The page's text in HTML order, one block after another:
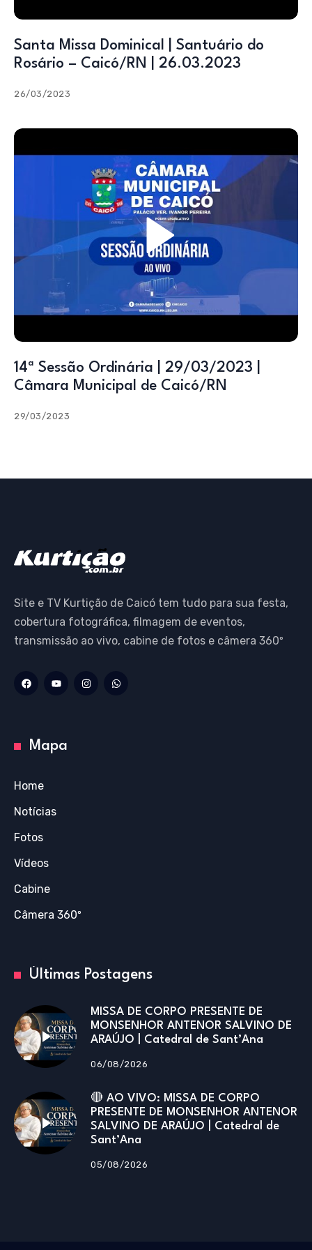
Santa Missa Dominical | Santuário do
Rosário – Caicó/RN | 26.03.2023
26/03/2023
14ª Sessão Ordinária | 29/03/2023 |
Câmara Municipal de Caicó/RN
29/03/2023
Site e TV Kurtição de Caicó tem tudo para sua festa,
cobertura fotográfica, filmagem de eventos,
transmissão ao vivo, cabine de fotos e câmera 360º
Mapa
Home
Notícias
Fotos
Vídeos
Cabine
Câmera 360º
Últimas Postagens
MISSA DE CORPO PRESENTE DE
MONSENHOR ANTENOR SALVINO DE
ARAÚJO | Catedral de Sant’Ana
06/08/2026
🔴 AO VIVO: MISSA DE CORPO
PRESENTE DE MONSENHOR ANTENOR
SALVINO DE ARAÚJO | Catedral de
Sant’Ana
05/08/2026